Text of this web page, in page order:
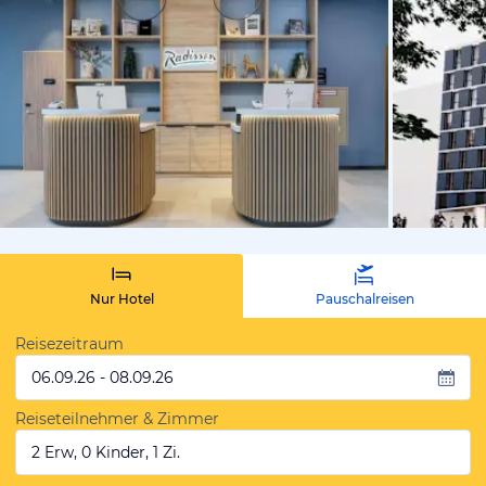
von
Nur Hotel Pauschalreisen
Reisezeitraum
06.09.26 - 08.09.26
Reiseteilnehmer & Zimmer
2 Erw, 0 Kinder, 1 Zi.